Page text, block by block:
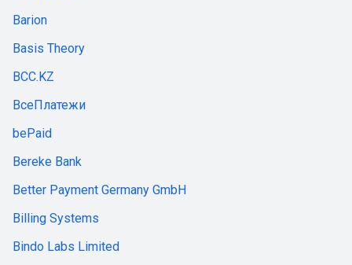
Barion
Basis Theory
BCC.KZ
ВсеПлатежи
bePaid
Bereke Bank
Better Payment Germany GmbH
Billing Systems
Bindo Labs Limited